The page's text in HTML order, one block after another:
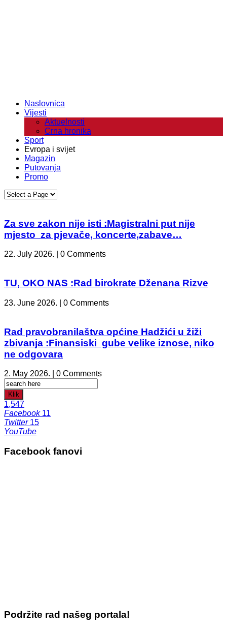
Naslovnica
Vijesti
Aktuelnosti
Crna hronika
Sport
Evropa i svijet
Magazin
Putovanja
Promo
Za sve zakon nije isti :Magistralni put nije
mjesto za pjevače, koncerte,zabave…
22. July 2026. | 0 Comments
TU, OKO NAS :Rad birokrate Dženana Rizve
23. June 2026. | 0 Comments
Rad pravobranilaštva općine Hadžići u žiži
zbivanja :Finansiski gube velike iznose, niko
ne odgovara
2. May 2026. | 0 Comments
Klik
1,547
Facebook 11
Twitter 15
YouTube
Facebook fanovi
Podržite rad našeg portala!